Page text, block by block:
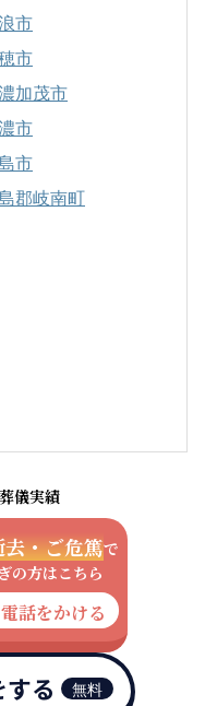
市
市
加茂市
市
市
郡岐南町
儀実績
・ご危篤で
の方はこちら
電話をかける
る 無料